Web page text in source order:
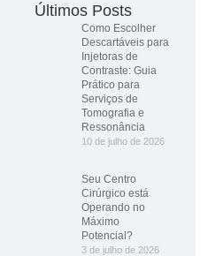
Últimos Posts
Como Escolher
Descartáveis para
Injetoras de
Contraste: Guia
Prático para
Serviços de
Tomografia e
Ressonância
10 de julho de 2026
Seu Centro
Cirúrgico está
Operando no
Máximo
Potencial?
3 de julho de 2026